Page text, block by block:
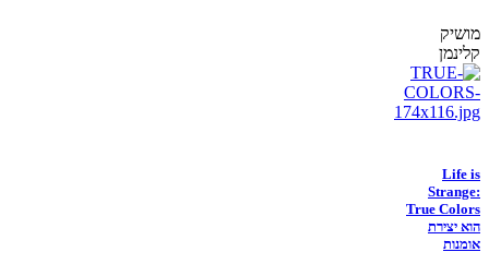
מושיק
קלינמן
Life is
Strange:
True Colors
הוא יצירת
אומנות